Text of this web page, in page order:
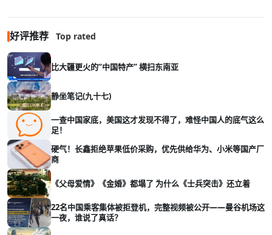
好评推荐 Top rated
比大疆更火的“中国特产” 横扫东南亚
静坐笔记(九十七)
一查中国家底，美国这才发现不得了，难怪中国人的底气这么
足！
硬气！长鑫拒绝苹果低价采购，优先供给华为、小米等国产厂
商
《父母爱情》《金婚》都塌了 为什么《士兵突击》还立着
22名中国乘客集体被拒登机，完整视频被公开——曼谷机场这
一夜，谁说了真话？